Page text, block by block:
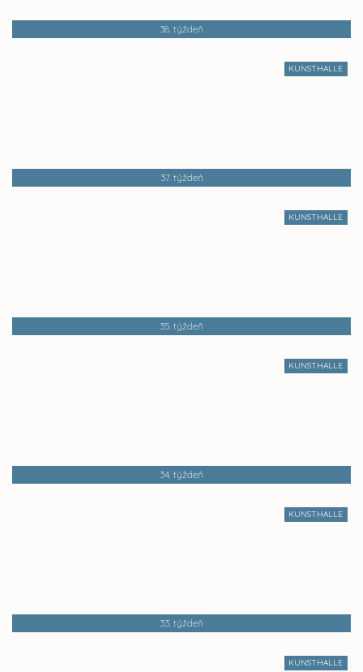
38. týždeň
KUNSTHALLE
37. týždeň
KUNSTHALLE
35. týždeň
KUNSTHALLE
34. týždeň
KUNSTHALLE
33. týždeň
KUNSTHALLE